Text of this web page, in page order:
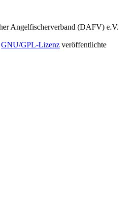
Angelfischerverband (DAFV) e.V.
GNU/GPL-Lizenz veröffentlichte